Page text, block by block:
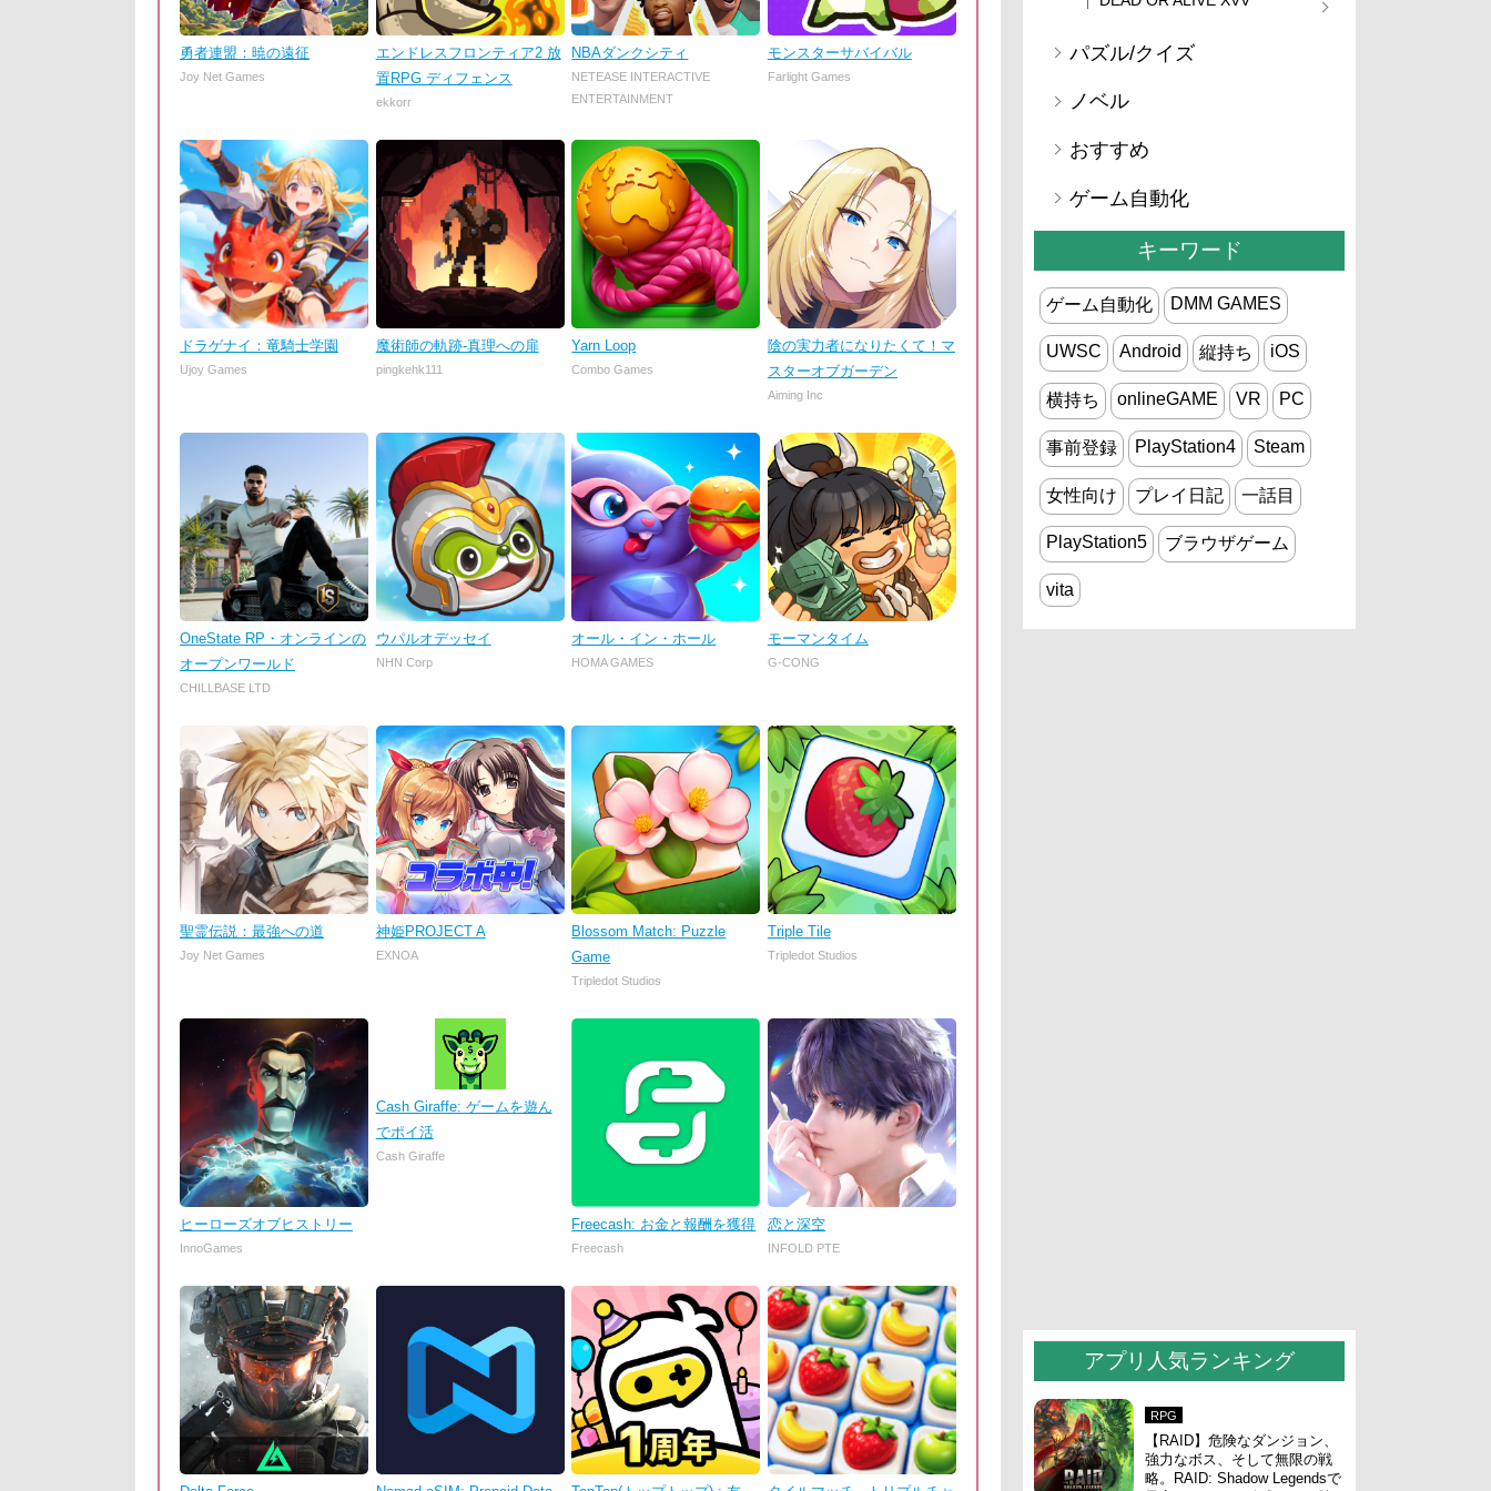
勇者連盟：暁の遠征
Joy Net Games
エンドレスフロンティア2 放
置RPG ディフェンス
ekkorr
NBAダンクシティ
NETEASE INTERACTIVE
ENTERTAINMENT
モンスターサバイバル
Farlight Games
ドラゲナイ：竜騎士学園
Ujoy Games
魔術師の軌跡-真理への扉
pingkehk111
Yarn Loop
Combo Games
陰の実力者になりたくて！マ
スターオブガーデン
Aiming Inc
OneState RP・オンラインの
オープンワールド
CHILLBASE LTD
ウパルオデッセイ
NHN Corp
オール・イン・ホール
HOMA GAMES
モーマンタイム
G-CONG
聖霊伝説：最強への道
Joy Net Games
神姫PROJECT A
EXNOA
Blossom Match: Puzzle
Game
Tripledot Studios
Triple Tile
Tripledot Studios
ヒーローズオブヒストリー
InnoGames
Cash Giraffe: ゲームを遊ん
でポイ活
Cash Giraffe
Freecash: お金と報酬を獲得
Freecash
恋と深空
INFOLD PTE
パズル/クイズ
ノベル
おすすめ
ゲーム自動化
キーワード
ゲーム自動化 DMM GAMES
UWSC Android 縦持ち iOS
横持ち onlineGAME VR PC
事前登録 PlayStation4 Steam
女性向け プレイ日記 一話目
PlayStation5 ブラウザゲーム
vita
アプリ人気ランキング
RPG
【RAID】危険なダンジョン、
強力なボス、そして無限の戦
略。RAID: Shadow Legendsで